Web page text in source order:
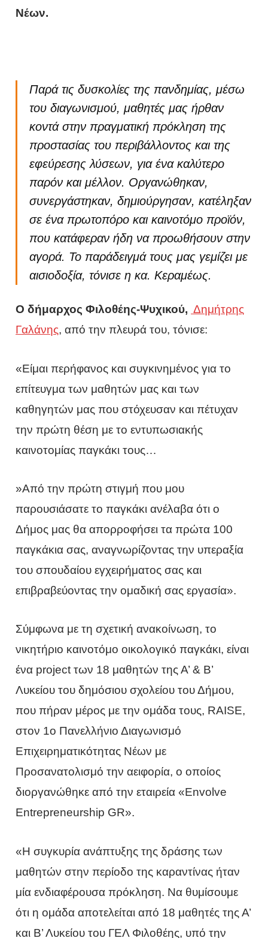
Νέων.
Παρά τις δυσκολίες της πανδημίας, μέσω
του διαγωνισμού, μαθητές μας ήρθαν
κοντά στην πραγματική πρόκληση της
προστασίας του περιβάλλοντος και της
εφεύρεσης λύσεων, για ένα καλύτερο
παρόν και μέλλον. Οργανώθηκαν,
συνεργάστηκαν, δημιούργησαν, κατέληξαν
σε ένα πρωτοπόρο και καινοτόμο προϊόν,
που κατάφεραν ήδη να προωθήσουν στην
αγορά. Το παράδειγμά τους μας γεμίζει με
αισιοδοξία, τόνισε η κα. Κεραμέως.
Ο δήμαρχος Φιλοθέης-Ψυχικού, Δημήτρης
Γαλάνης, από την πλευρά του, τόνισε:
«Είμαι περήφανος και συγκινημένος για το
επίτευγμα των μαθητών μας και των
καθηγητών μας που στόχευσαν και πέτυχαν
την πρώτη θέση με το εντυπωσιακής
καινοτομίας παγκάκι τους…
»Από την πρώτη στιγμή που μου
παρουσιάσατε το παγκάκι ανέλαβα ότι ο
Δήμος μας θα απορροφήσει τα πρώτα 100
παγκάκια σας, αναγνωρίζοντας την υπεραξία
του σπουδαίου εγχειρήματος σας και
επιβραβεύοντας την ομαδική σας εργασία».
Σύμφωνα με τη σχετική ανακοίνωση, το
νικητήριο καινοτόμο οικολογικό παγκάκι, είναι
ένα project των 18 μαθητών της Α’ & Β’
Λυκείου του δημόσιου σχολείου του Δήμου,
που πήραν μέρος με την ομάδα τους, RAISE,
στον 1ο Πανελλήνιο Διαγωνισμό
Επιχειρηματικότητας Νέων με
Προσανατολισμό την αειφορία, ο οποίος
διοργανώθηκε από την εταιρεία «Envolve
Entrepreneurship GR».
«Η συγκυρία ανάπτυξης της δράσης των
μαθητών στην περίοδο της καραντίνας ήταν
μία ενδιαφέρουσα πρόκληση. Να θυμίσουμε
ότι η ομάδα αποτελείται από 18 μαθητές της Α’
και Β’ Λυκείου του ΓΕΛ Φιλοθέης, υπό την